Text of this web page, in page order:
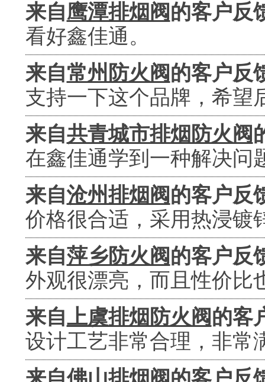
来自鹰潭排烟阀的客户反
看好鑫佳通。
来自常州防火阀的客户反
支持一下这个品牌，希望
来自共青城市排烟防火阀
在鑫佳通学到一种解决问
来自沧州排烟阀的客户反
价格很合适，采用热浸镀
来自萍乡防火阀的客户反
外观很漂亮，而且性价比
来自上虞排烟防火阀的客
设计工艺非常合理，非常